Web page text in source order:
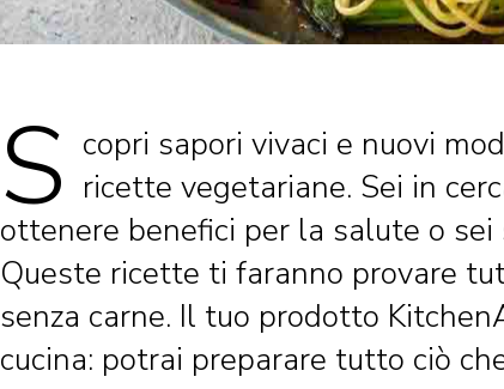
S copri sapori vivaci e nuovi
ricette vegetariane. Sei in
ottenere benefici per la salute o
Queste ricette ti faranno provare
senza carne. Il tuo prodotto
cucina: potrai preparare tutto ciò